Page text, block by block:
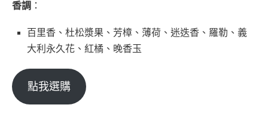
香調 ：
百里香、杜松漿果、芳樟、薄荷、迷迭香、羅勒、義
大利永久花、紅橘、晚香玉
點我選購